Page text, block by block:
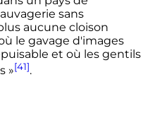
sans
aucune cloison
le gavage d'images
et où les gentils
»[41].